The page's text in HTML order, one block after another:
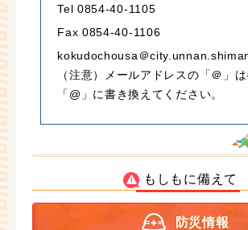
Tel 0854-40-1105
Fax 0854-40-1106
kokudochousa＠
（注意）メールアドレスの「＠」は
「@」に書き換えてください。
もしもに備えて
防災情報